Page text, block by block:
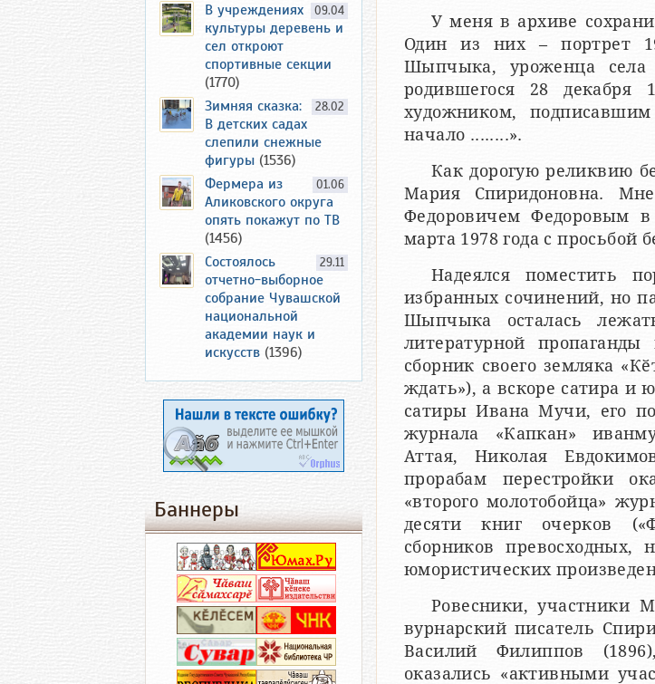
У меня в архиве
Один из них – портрет
Шыпчыка, уроженца села
родившегося 28 декабря
художником,
начало ........».
Как дорогую реликвию
Мария Спиридоновна.
Федоровичем Федоровым в
марта 1978 года с просьбой
Надеялся поместить
избранных сочинений, но
Шыпчыка осталась
литературной
сборник своего земляка
ждать»), а вскоре сатира и
сатиры Ивана Мучи, его
журнала «Капкан»
Аттая, Николая
прорабам перестройки
«второго молотобойца»
десяти книг очерков
сборников
юмористических
Ровесники, участники
вурнарский писатель
Василий Филиппов
оказались «активными
09.04
В учреждениях
культуры деревень и
сел откроют
спортивные секции
(1770)
28.02
Зимняя сказка:
В детских садах
слепили снежные
фигуры (1536)
01.06
Фермера из
Аликовского округа
опять покажут по ТВ
(1456)
29.11
Состоялось
отчетно-выборное
собрание Чувашской
национальной
академии наук и
искусств (1396)
Баннеры